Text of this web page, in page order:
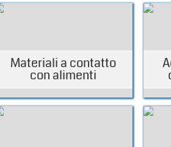
Materiali a contatto
con alimenti